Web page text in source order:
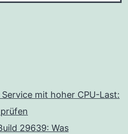
mit hoher CPU-Last:
29639: Was